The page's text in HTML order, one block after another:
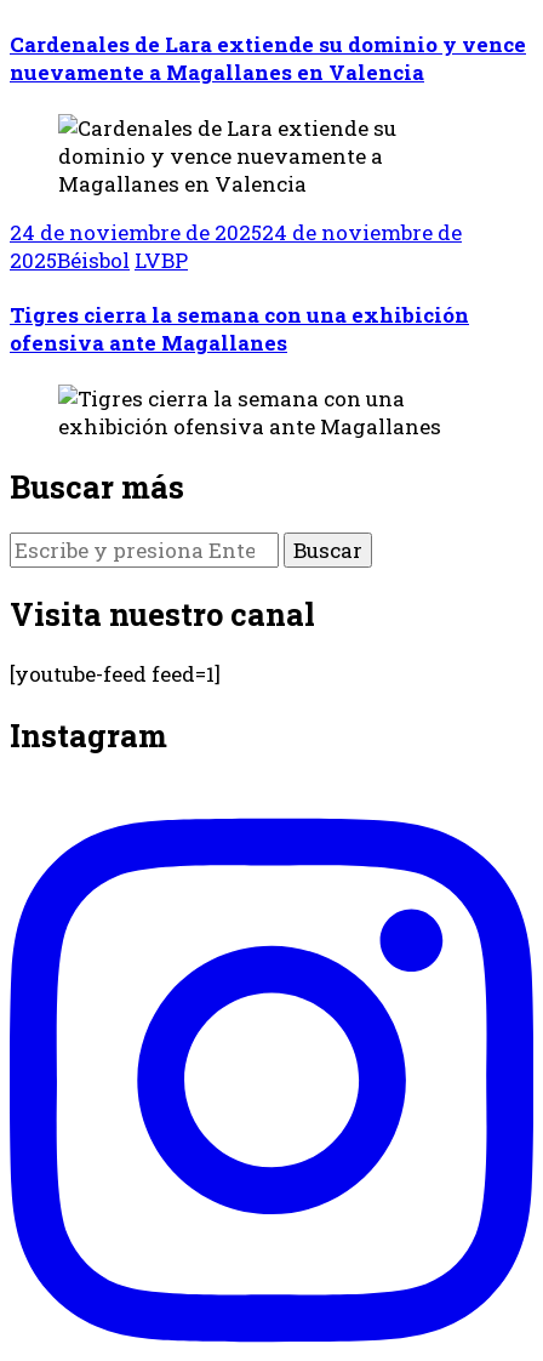
Cardenales de Lara extiende su dominio y vence
nuevamente a Magallanes en Valencia
24 de noviembre de 202524 de noviembre de
2025Béisbol LVBP
Tigres cierra la semana con una exhibición
ofensiva ante Magallanes
Buscar más
¿Buscas
algo?
Visita nuestro canal
[youtube-feed feed=1]
Instagram